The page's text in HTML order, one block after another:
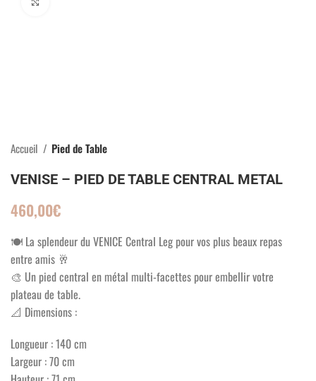
Accueil Pied de Table
VENISE – PIED DE TABLE CENTRAL METAL
460,00€
🍽️ La splendeur du VENICE Central Leg pour vos plus beaux repas
entre amis 🥂
🎨 Un pied central en métal multi-facettes pour embellir votre
plateau de table.
📐 Dimensions :
Longueur : 140 cm
Largeur : 70 cm